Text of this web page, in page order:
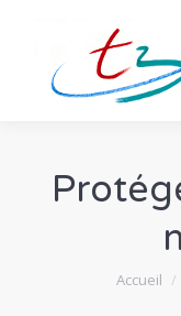
Vous êtes
Accueil